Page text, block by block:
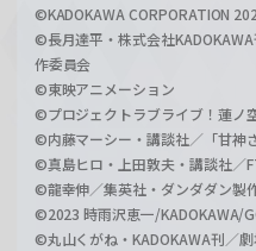
©KADOKAWA CORPORATION
©長月達平・株式会社
作委員会
©東映アニメーション
©プロジェクトラブライブ！蓮ノ
©内藤マーシー・講談社／「甘神
©真島ヒロ・上田敦夫・講談社／
©龍幸伸／集英社・ダンダダン製
©2023 時雨沢恵一/KADOKAWA/
©丸山くがね・KADOKAWA刊／